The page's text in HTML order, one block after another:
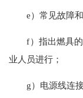
e）常见故障和
f）指出燃具的
业人员进行；
g）电源线连接